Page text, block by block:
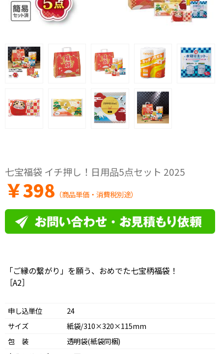
七宝福袋 イチ押し！日用品5点セット 2025
￥398 （商品単価・消費税別途）
「ご縁の繋がり」を願う、おめでた七宝柄福袋！
［A2］
申し込単位
24
サイズ
紙袋/310×320×115mm
包 装
透明袋(紙袋同梱)